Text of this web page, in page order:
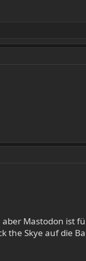
Mastodon ist
the Skye auf die